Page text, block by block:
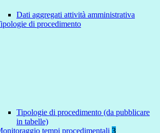
Dati aggregati attività amministrativa
di procedimento
Tipologie di procedimento (da pubblicare
in tabelle)
tempi procedimentali 3